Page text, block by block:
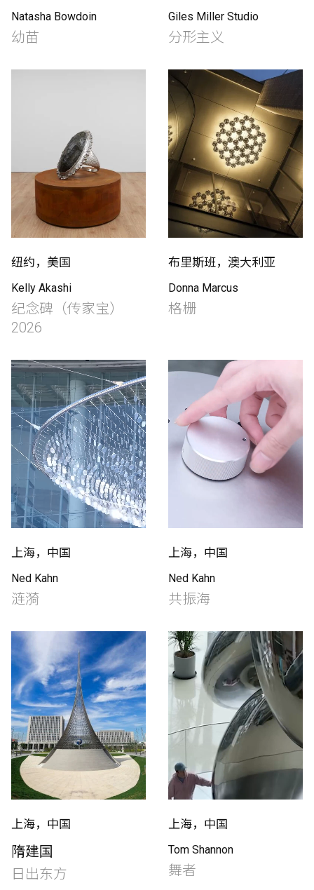
Natasha Bowdoin
幼苗
Giles Miller Studio
分形主义
纽约，美国
Kelly Akashi
纪念碑（传家宝）
2026
布里斯班，澳大利亚
Donna Marcus
格栅
上海，中国
Ned Kahn
涟漪
上海，中国
Ned Kahn
共振海
上海，中国
隋建国
日出东方
上海，中国
Tom Shannon
舞者